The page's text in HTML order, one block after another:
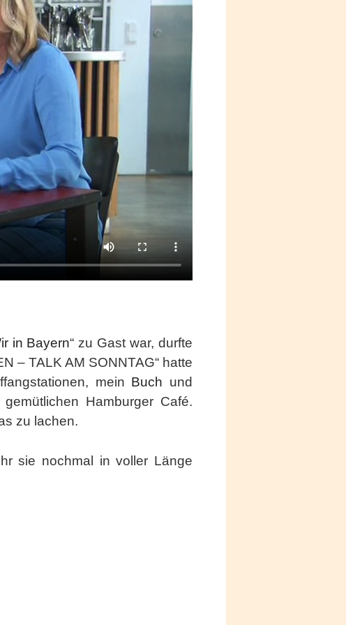
in Bayern“ zu Gast war, durfte
– TALK AM SONNTAG“ hatte
mein Buch und
Hamburger Café.
zu lachen.
sie nochmal in voller Länge